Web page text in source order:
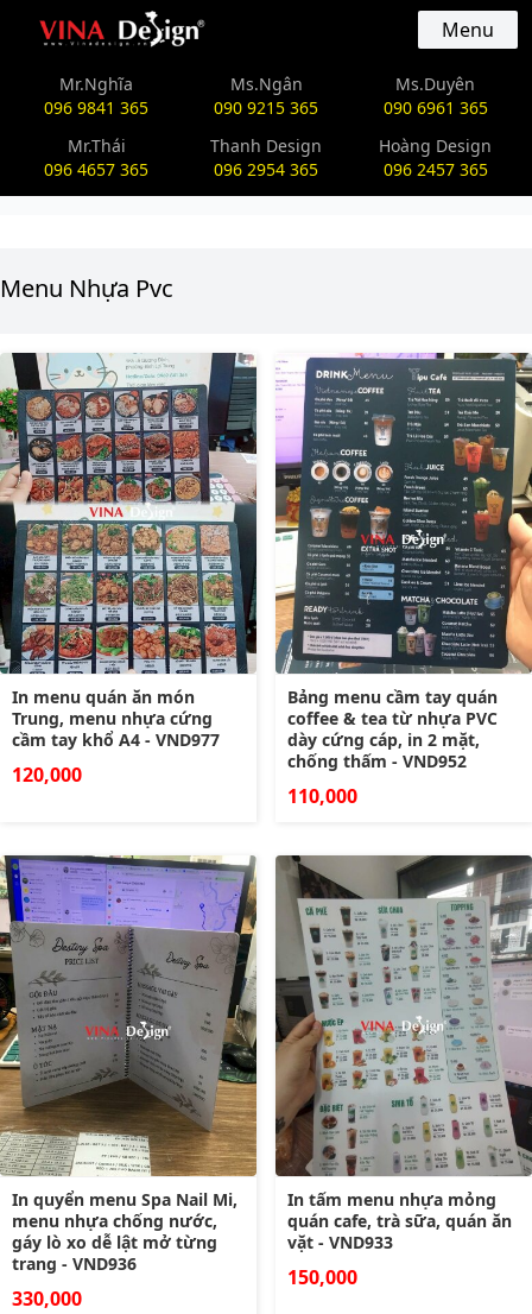
vinadesign.vn Menu
Mr.Nghĩa
096 9841 365
Ms.Ngân
090 9215 365
Ms.Duyên
090 6961 365
Mr.Thái
096 4657 365
Thanh Design
096 2954 365
Hoàng Design
096 2457 365
Menu Nhựa Pvc
In menu quán ăn món
Trung, menu nhựa cứng
cầm tay khổ A4 - VND977
120,000
Bảng menu cầm tay quán
coffee & tea từ nhựa PVC
dày cứng cáp, in 2 mặt,
chống thấm - VND952
110,000
In quyển menu Spa Nail Mi,
menu nhựa chống nước,
gáy lò xo dễ lật mở từng
trang - VND936
330,000
In tấm menu nhựa mỏng
quán cafe, trà sữa, quán ăn
vặt - VND933
150,000